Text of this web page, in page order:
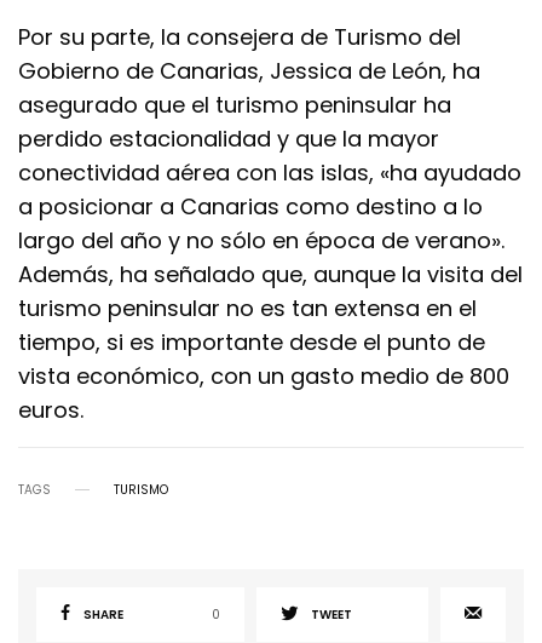
Por su parte, la consejera de Turismo del
Gobierno de Canarias, Jessica de León, ha
asegurado que el turismo peninsular ha
perdido estacionalidad y que la mayor
conectividad aérea con las islas, «ha ayudado
a posicionar a Canarias como destino a lo
largo del año y no sólo en época de verano».
Además, ha señalado que, aunque la visita del
turismo peninsular no es tan extensa en el
tiempo, si es importante desde el punto de
vista económico, con un gasto medio de 800
euros.
TAGS TURISMO
SHARE 0 TWEET